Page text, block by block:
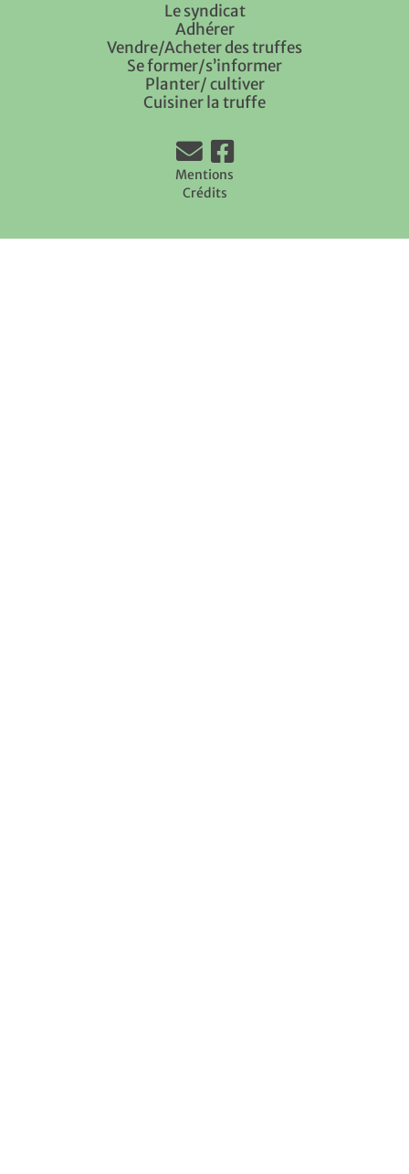
Le syndicat
Adhérer
Vendre/Acheter des truffes
Se former/s’informer
Planter/ cultiver
Cuisiner la truffe
Mentions
Crédits